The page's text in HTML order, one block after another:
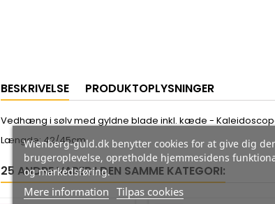
BESKRIVELSE PRODUKTOPLYSNINGER
Vedhæng i sølv med gyldne blade inkl. kæde -
Længde: 42/45cm.
25 ANDRE VARER I DEN SAMME KATEGORI:
Wienberg-guld.dk benytter cookies for at give dig
brugeroplevelse, opretholde hjemmesidens
og markedsføring.
Mere information Tilpas cookies